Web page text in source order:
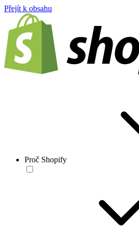
Přejít k obsahu
Proč Shopify